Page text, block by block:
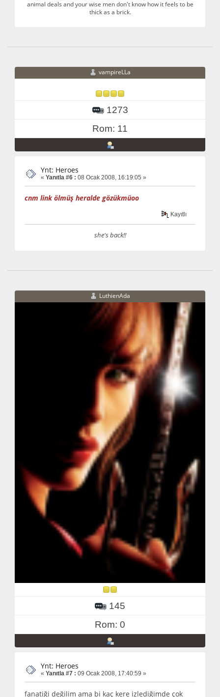
animal deals and your wise men don't know how it feels to be
thick as a brick.
vampireLLa
1273
Rom: 11
Ynt: Heroes
« Yanıtla #6 : 08 Ocak 2008, 16:19:05 »
cnm link ölmüş heralde gözükmüoo
Kayıtlı
she's back!!
LuthienAda
145
Rom: 0
Ynt: Heroes
« Yanıtla #7 : 09 Ocak 2008, 17:40:59 »
fanatiği değilim ama bi kaç kere izlediğimde çok